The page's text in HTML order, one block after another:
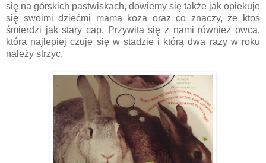
się na górskich pastwiskach, dowiemy się także jak opiekuje
się swoimi dziećmi mama koza oraz co znaczy, że ktoś
śmierdzi jak stary cap. Przywita się z nami również owca,
która najlepiej czuje się w stadzie i którą dwa razy w roku
należy strzyc.